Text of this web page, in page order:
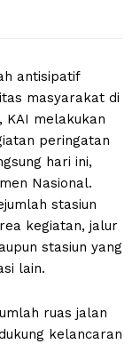
antisipatif
masyarakat di
melakukan
peringatan
hari ini,
Nasional.
stasiun
kegiatan, jalur
stasiun yang
lain.
ruas jalan
kelancaran